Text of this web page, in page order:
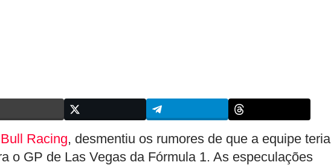
Racing, desmentiu os rumores de que a equipe teria
o GP de Las Vegas da Fórmula 1. As especulações